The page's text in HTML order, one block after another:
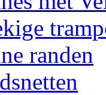
randen